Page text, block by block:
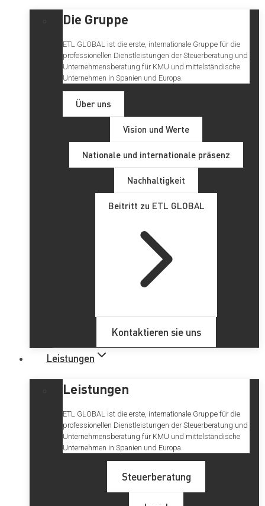
Die Gruppe
ETL GLOBAL ist die erste, internationale Gruppe für die
professionellen Dienstleistungen der Steuerberatung und
Unternehmensberatung für KMU und mittelständische
Unternehmen in Spanien und Europa.
Über uns
Vision und Werte
Nationale und internationale präsenz
Nachhaltigkeit
Beitritt zu ETL GLOBAL
Kontaktieren sie uns
Leistungen
Leistungen
ETL GLOBAL ist die erste, internationale Gruppe für die
professionellen Dienstleistungen der Steuerberatung und
Unternehmensberatung für KMU und mittelständische
Unternehmen in Spanien und Europa.
Steuerberatung